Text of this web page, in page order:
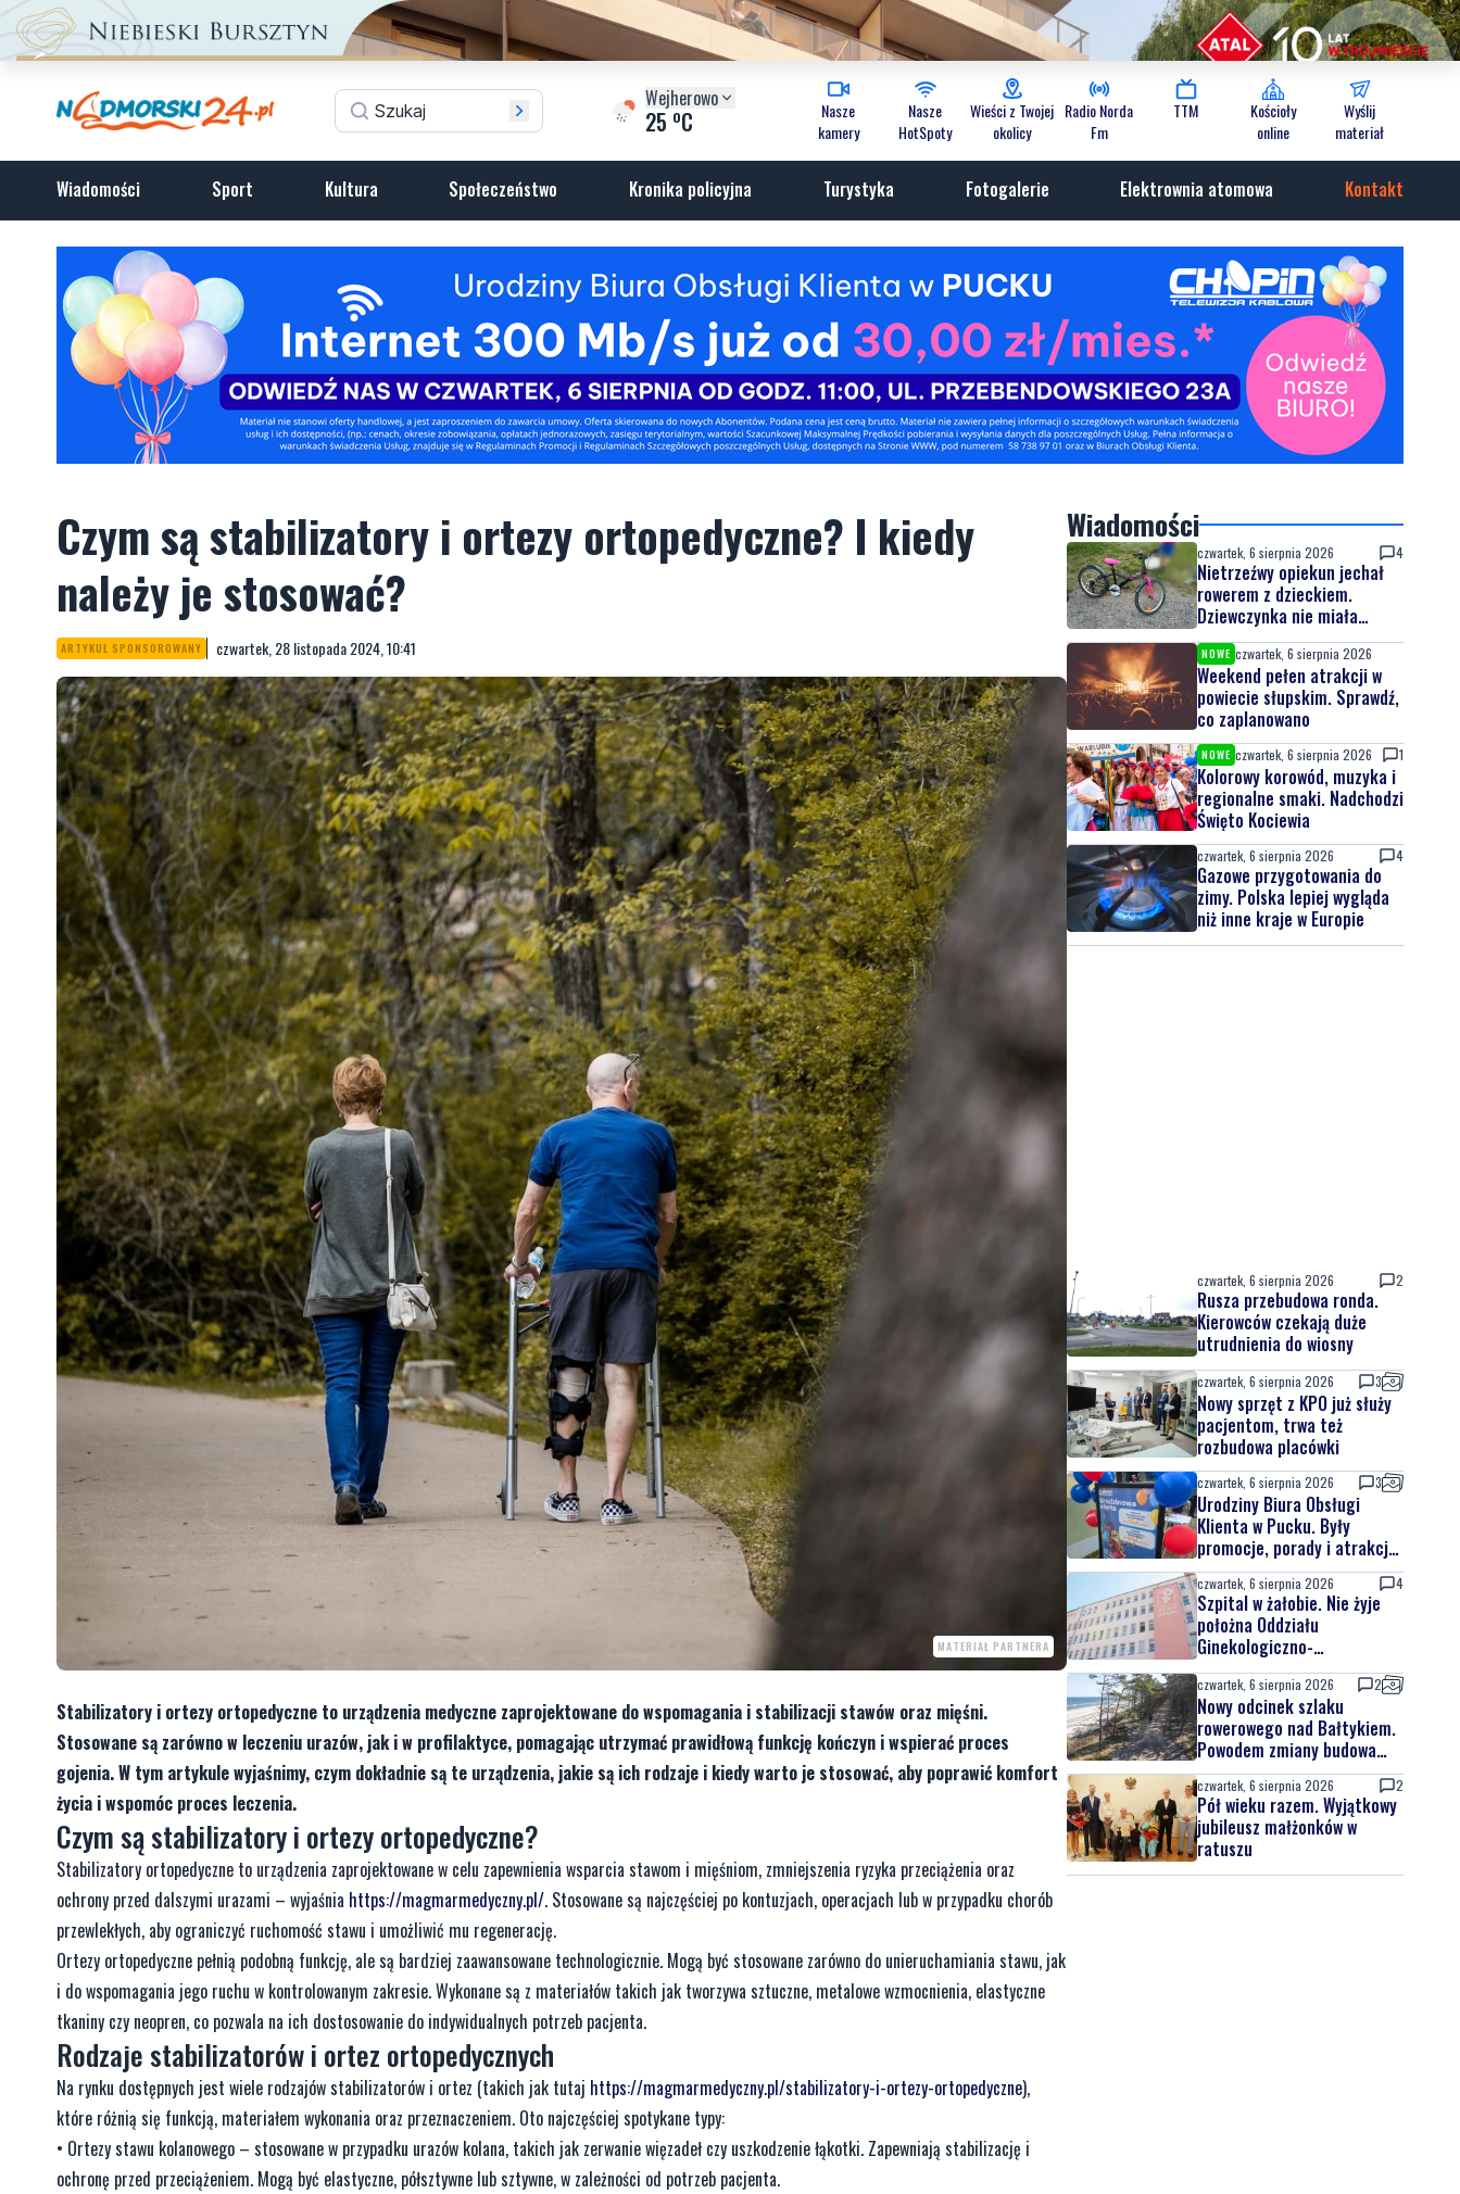
Wejherowo
25 oC
Nasze
kamery
Nasze
HotSpoty
Wieści z Twojej
okolicy
Radio Norda
Fm
TTM
Kościoły
online
Wyślij
materiał
Wiadomości Sport Kultura Społeczeństwo Kronika policyjna Turystyka Fotogalerie Elektrownia atomowa Kontakt
Czym są stabilizatory i ortezy ortopedyczne? I kiedy
należy je stosować?
ARTYKUŁ SPONSOROWANY czwartek, 28 listopada 2024, 10:41
MATERIAŁ PARTNERA
Stabilizatory i ortezy ortopedyczne to urządzenia medyczne zaprojektowane do wspomagania i stabilizacji stawów oraz mięśni.
Stosowane są zarówno w leczeniu urazów, jak i w profilaktyce, pomagając utrzymać prawidłową funkcję kończyn i wspierać proces
gojenia. W tym artykule wyjaśnimy, czym dokładnie są te urządzenia, jakie są ich rodzaje i kiedy warto je stosować, aby poprawić komfort
życia i wspomóc proces leczenia.
Czym są stabilizatory i ortezy ortopedyczne?
Stabilizatory ortopedyczne to urządzenia zaprojektowane w celu zapewnienia wsparcia stawom i mięśniom, zmniejszenia ryzyka przeciążenia oraz
ochrony przed dalszymi urazami – wyjaśnia https://magmarmedyczny.pl/. Stosowane są najczęściej po kontuzjach, operacjach lub w przypadku chorób
przewlekłych, aby ograniczyć ruchomość stawu i umożliwić mu regenerację.
Ortezy ortopedyczne pełnią podobną funkcję, ale są bardziej zaawansowane technologicznie. Mogą być stosowane zarówno do unieruchamiania stawu, jak
i do wspomagania jego ruchu w kontrolowanym zakresie. Wykonane są z materiałów takich jak tworzywa sztuczne, metalowe wzmocnienia, elastyczne
tkaniny czy neopren, co pozwala na ich dostosowanie do indywidualnych potrzeb pacjenta.
Rodzaje stabilizatorów i ortez ortopedycznych
Na rynku dostępnych jest wiele rodzajów stabilizatorów i ortez (takich jak tutaj https://magmarmedyczny.pl/stabilizatory-i-ortezy-ortopedyczne),
które różnią się funkcją, materiałem wykonania oraz przeznaczeniem. Oto najczęściej spotykane typy:
• Ortezy stawu kolanowego – stosowane w przypadku urazów kolana, takich jak zerwanie więzadeł czy uszkodzenie łąkotki. Zapewniają stabilizację i
ochronę przed przeciążeniem. Mogą być elastyczne, półsztywne lub sztywne, w zależności od potrzeb pacjenta.
Wiadomości
czwartek, 6 sierpnia 2026 4
Nietrzeźwy opiekun jechał
rowerem z dzieckiem.
Dziewczynka nie miała
kasku
NOWE czwartek, 6 sierpnia 2026
Weekend pełen atrakcji w
powiecie słupskim. Sprawdź,
co zaplanowano
NOWE czwartek, 6 sierpnia 2026 1
Kolorowy korowód, muzyka i
regionalne smaki. Nadchodzi
Święto Kociewia
czwartek, 6 sierpnia 2026 4
Gazowe przygotowania do
zimy. Polska lepiej wygląda
niż inne kraje w Europie
czwartek, 6 sierpnia 2026 2
Rusza przebudowa ronda.
Kierowców czekają duże
utrudnienia do wiosny
czwartek, 6 sierpnia 2026 3
Nowy sprzęt z KPO już służy
pacjentom, trwa też
rozbudowa placówki
czwartek, 6 sierpnia 2026 3
Urodziny Biura Obsługi
Klienta w Pucku. Były
promocje, porady i atrakcje
dla najmłodszych
czwartek, 6 sierpnia 2026 4
Szpital w żałobie. Nie żyje
położna Oddziału
Ginekologiczno-
Położniczego
czwartek, 6 sierpnia 2026 2
Nowy odcinek szlaku
rowerowego nad Bałtykiem.
Powodem zmiany budowa
elektrowni jądrowej
czwartek, 6 sierpnia 2026 2
Pół wieku razem. Wyjątkowy
jubileusz małżonków w
ratuszu